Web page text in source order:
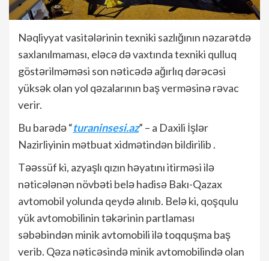
Nəqliyyat vasitələrinin texniki sazlığının nəzarətdə
saxlanılmaması, eləcə də vaxtında texniki qulluq
göstərilməməsi son nəticədə ağırlıq dərəcəsi
yüksək olan yol qəzalarının baş verməsinə rəvac
verir.
Bu barədə “turaninsesi.az” – a Daxili İşlər
Nazirliyinin mətbuat xidmətindən bildirilib .
Təəssüf ki, azyaşlı qızın həyatını itirməsi ilə
nəticələnən növbəti belə hadisə Bakı-Qazax
avtomobil yolunda qeydə alınıb. Belə ki, qoşqulu
yük avtomobilinin təkərinin partlaması
səbəbindən minik avtomobili ilə toqquşma baş
verib. Qəza nəticəsində minik avtomobilində olan